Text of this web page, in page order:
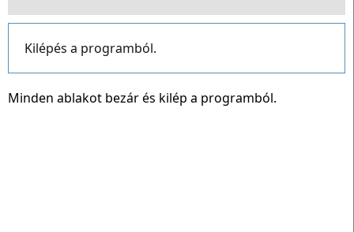
Kilépés a programból.
Minden ablakot bezár és kilép a programból.